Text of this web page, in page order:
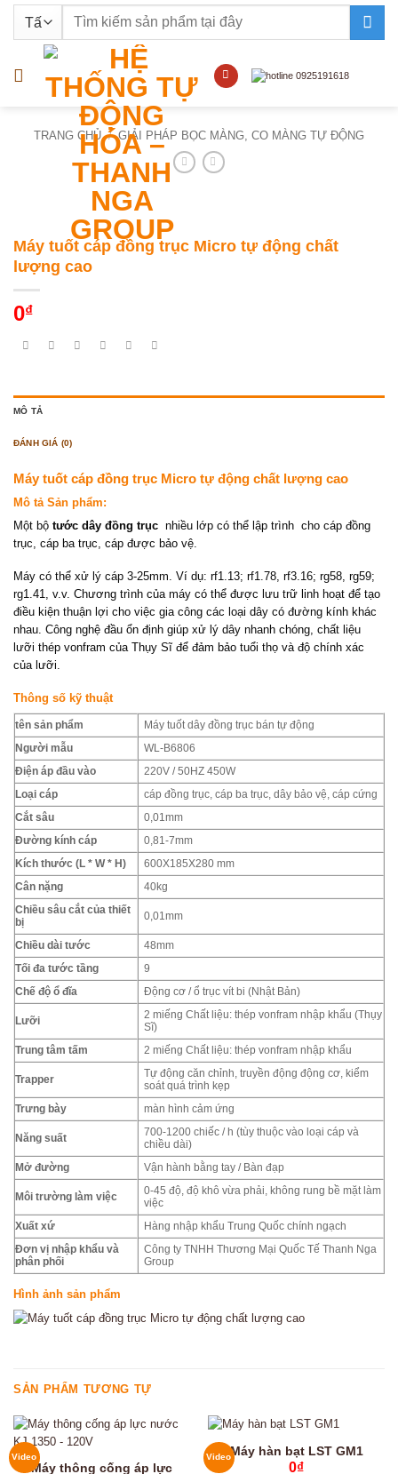
nội
Tìm
TRANG CHỦ / GIẢI PHÁP BỌC MÀNG, CO MÀNG TỰ ĐỘNG
Máy tuốt cáp đồng trục Micro tự động chất
lượng cao
0₫
MÔ TẢ
ĐÁNH GIÁ (0)
Máy tuốt cáp đồng trục Micro tự động chất lượng cao
Mô tả Sản phẩm:
Một bộ tước dây đồng trục nhiều lớp có thể lập trình cho cáp đồng
trục, cáp ba trục, cáp được bảo vệ.
Máy có thể xử lý cáp 3-25mm. Ví dụ: rf1.13; rf1.78, rf3.16; rg58, rg59;
rg1.41, v.v. Chương trình của máy có thể được lưu trữ linh hoạt để tạo
điều kiện thuận lợi cho việc gia công các loại dây có đường kính khác
nhau. Công nghệ đầu ổn định giúp xử lý dây nhanh chóng, chất liệu
lưỡi thép vonfram của Thụy Sĩ để đảm bảo tuổi thọ và độ chính xác
của lưỡi.
Thông số kỹ thuật
tên sản phẩm Máy tuốt dây đồng trục bán tự động
Người mẫu WL-B6806
Điện áp đầu vào 220V / 50HZ 450W
Loại cáp cáp đồng trục, cáp ba trục, dây bảo vệ, cáp cứng
Cắt sâu 0,01mm
Đường kính cáp 0,81-7mm
Kích thước (L * W * H) 600X185X280 mm
Cân nặng 40kg
Chiều sâu cắt của thiết
bị
0,01mm
Chiều dài tước 48mm
Tối đa tước tầng 9
Chế độ ổ đĩa Động cơ / ổ trục vít bi (Nhật Bản)
Lưỡi
2 miếng Chất liệu: thép vonfram nhập khẩu (Thụy
Sĩ)
Trung tâm tấm 2 miếng Chất liệu: thép vonfram nhập khẩu
Trapper
Tự động căn chỉnh, truyền động động cơ, kiểm
soát quá trình kẹp
Trưng bày màn hình cảm ứng
Năng suất
700-1200 chiếc / h (tùy thuộc vào loại cáp và
chiều dài)
Mở đường Vận hành bằng tay / Bàn đạp
Môi trường làm việc
0-45 độ, độ khô vừa phải, không rung bề mặt làm
việc
Xuất xứ Hàng nhập khẩu Trung Quốc chính ngạch
Đơn vị nhập khẩu và
phân phối
Công ty TNHH Thương Mại Quốc Tế Thanh Nga
Group
Hình ảnh sản phẩm
SẢN PHẨM TƯƠNG TỰ
Video
Máy thông cống áp lực
VideoMáy hàn bạt LST GM1
0₫